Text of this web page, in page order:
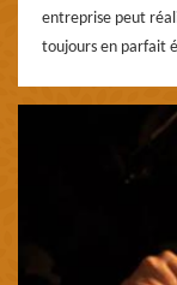
entreprise peut
toujours en parfait